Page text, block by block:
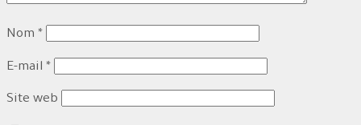
Nom *
E-mail *
Site web